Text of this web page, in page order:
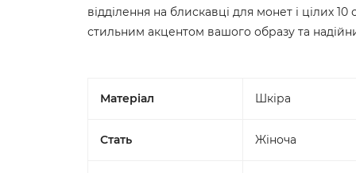
відділення на блискавці для монет і цілих
стильним акцентом вашого образу та
Матеріал Шкіра
Стать Жіноча